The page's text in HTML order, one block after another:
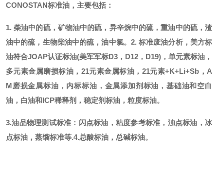
CONOSTAN标准油，主要包括：
1. 柴油中的硫，矿物油中的硫，异辛烷中的硫，重油中的硫，渣
油中的硫，生物柴油中的硫，油中氯。 2. 标准废油分析，美方标
油符合JOAP认证标油(美军军标D3，D12，D19)，单元素标油，
多元素金属磨损标油，21元素金属标油，21元素+K+Li+Sb，A
M磨损金属标油，内标标油，金属添加剂标油，基础油和空白
油，白油和ICP稀释剂，稳定剂标油，粒度标油。
3.油品物理测试标准：闪点标油，粘度参考标准，浊点标油，冰
点标油，蒸馏标准等.4.总酸标油，总碱标油。